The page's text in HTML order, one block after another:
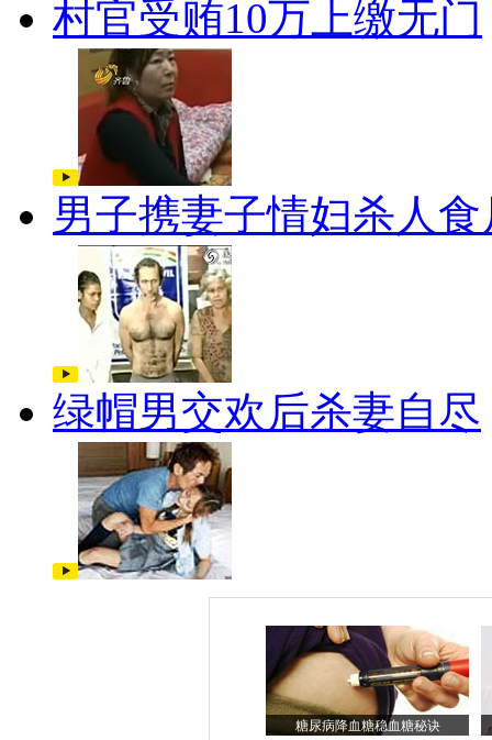
村官受贿10万上缴无门
男子携妻子情妇杀人食
绿帽男交欢后杀妻自尽
糖尿病降血糖稳血糖秘诀